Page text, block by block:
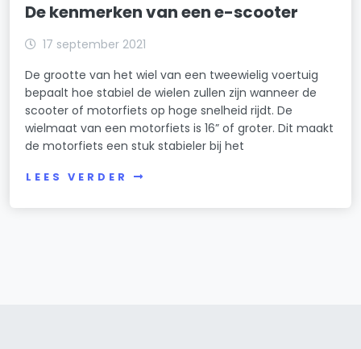
De kenmerken van een e-scooter
17 september 2021
De grootte van het wiel van een tweewielig voertuig
bepaalt hoe stabiel de wielen zullen zijn wanneer de
scooter of motorfiets op hoge snelheid rijdt. De
wielmaat van een motorfiets is 16” of groter. Dit maakt
de motorfiets een stuk stabieler bij het
LEES VERDER